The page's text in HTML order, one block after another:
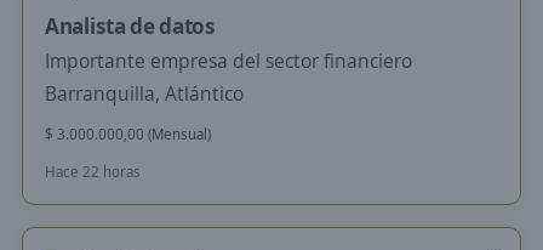
Analista de datos
Importante empresa del sector financiero
Barranquilla, Atlántico
$ 3.000.000,00 (Mensual)
Hace 22 horas